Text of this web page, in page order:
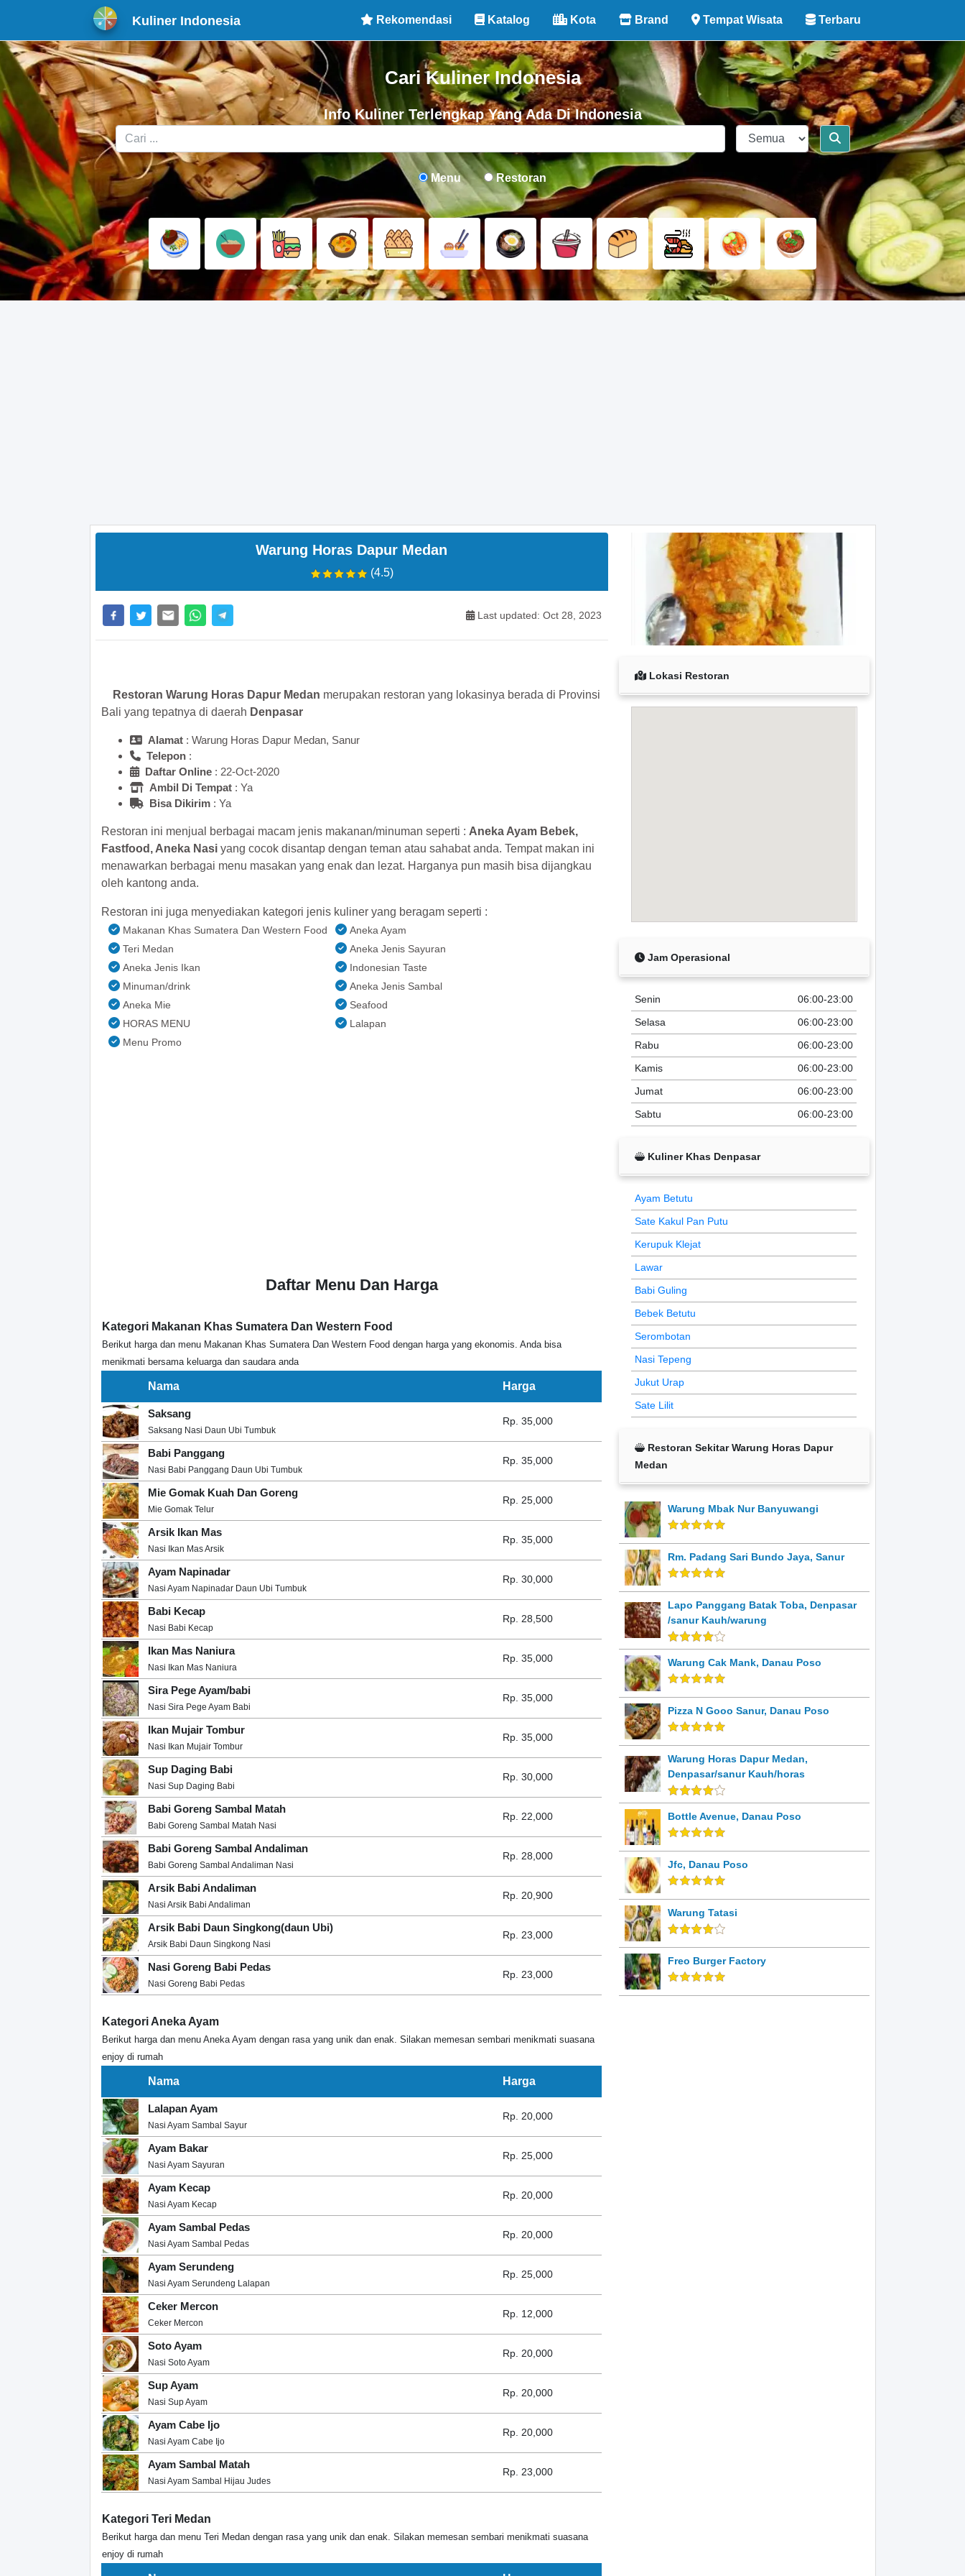
Kuliner Indonesia Rekomendasi Katalog Kota Brand Tempat Wisata Terbaru
Cari Kuliner Indonesia
Info Kuliner Terlengkap Yang Ada Di Indonesia
Menu Restoran
Warung Horas Dapur Medan
(4.5)
Last updated: Oct 28, 2023
Restoran Warung Horas Dapur Medan merupakan restoran yang lokasinya berada di Provinsi
Bali yang tepatnya di daerah Denpasar
Alamat : Warung Horas Dapur Medan, Sanur
Telepon :
Daftar Online : 22-Oct-2020
Ambil Di Tempat : Ya
Bisa Dikirim : Ya
Restoran ini menjual berbagai macam jenis makanan/minuman seperti : Aneka Ayam Bebek,
Fastfood, Aneka Nasi yang cocok disantap dengan teman atau sahabat anda. Tempat makan ini
menawarkan berbagai menu masakan yang enak dan lezat. Harganya pun masih bisa dijangkau
oleh kantong anda.
Restoran ini juga menyediakan kategori jenis kuliner yang beragam seperti :
Makanan Khas Sumatera Dan Western Food
Aneka Ayam
Teri Medan
Aneka Jenis Sayuran
Aneka Jenis Ikan
Indonesian Taste
Minuman/drink
Aneka Jenis Sambal
Aneka Mie
Seafood
HORAS MENU
Lalapan
Menu Promo
Daftar Menu Dan Harga
Kategori Makanan Khas Sumatera Dan Western Food
Berikut harga dan menu Makanan Khas Sumatera Dan Western Food dengan harga yang ekonomis. Anda bisa
menikmati bersama keluarga dan saudara anda
Nama Harga
Saksang
Saksang Nasi Daun Ubi Tumbuk
Rp. 35,000
Babi Panggang
Nasi Babi Panggang Daun Ubi Tumbuk
Rp. 35,000
Mie Gomak Kuah Dan Goreng
Mie Gomak Telur
Rp. 25,000
Arsik Ikan Mas
Nasi Ikan Mas Arsik
Rp. 35,000
Ayam Napinadar
Nasi Ayam Napinadar Daun Ubi Tumbuk
Rp. 30,000
Babi Kecap
Nasi Babi Kecap
Rp. 28,500
Ikan Mas Naniura
Nasi Ikan Mas Naniura
Rp. 35,000
Sira Pege Ayam/babi
Nasi Sira Pege Ayam Babi
Rp. 35,000
Ikan Mujair Tombur
Nasi Ikan Mujair Tombur
Rp. 35,000
Sup Daging Babi
Nasi Sup Daging Babi
Rp. 30,000
Babi Goreng Sambal Matah
Babi Goreng Sambal Matah Nasi
Rp. 22,000
Babi Goreng Sambal Andaliman
Babi Goreng Sambal Andaliman Nasi
Rp. 28,000
Arsik Babi Andaliman
Nasi Arsik Babi Andaliman
Rp. 20,900
Arsik Babi Daun Singkong(daun Ubi)
Arsik Babi Daun Singkong Nasi
Rp. 23,000
Nasi Goreng Babi Pedas
Nasi Goreng Babi Pedas
Rp. 23,000
Kategori Aneka Ayam
Berikut harga dan menu Aneka Ayam dengan rasa yang unik dan enak. Silakan memesan sembari menikmati suasana
enjoy di rumah
Nama Harga
Lalapan Ayam
Nasi Ayam Sambal Sayur
Rp. 20,000
Ayam Bakar
Nasi Ayam Sayuran
Rp. 25,000
Ayam Kecap
Nasi Ayam Kecap
Rp. 20,000
Ayam Sambal Pedas
Nasi Ayam Sambal Pedas
Rp. 20,000
Ayam Serundeng
Nasi Ayam Serundeng Lalapan
Rp. 25,000
Ceker Mercon
Ceker Mercon
Rp. 12,000
Soto Ayam
Nasi Soto Ayam
Rp. 20,000
Sup Ayam
Nasi Sup Ayam
Rp. 20,000
Ayam Cabe Ijo
Nasi Ayam Cabe Ijo
Rp. 20,000
Ayam Sambal Matah
Nasi Ayam Sambal Hijau Judes
Rp. 23,000
Kategori Teri Medan
Berikut harga dan menu Teri Medan dengan rasa yang unik dan enak. Silakan memesan sembari menikmati suasana
enjoy di rumah
Lokasi Restoran
Jam Operasional
Senin
06:00-23:00
Selasa
06:00-23:00
Rabu
06:00-23:00
Kamis
06:00-23:00
Jumat
06:00-23:00
Sabtu
06:00-23:00
Kuliner Khas Denpasar
Ayam Betutu
Sate Kakul Pan Putu
Kerupuk Klejat
Lawar
Babi Guling
Bebek Betutu
Serombotan
Nasi Tepeng
Jukut Urap
Sate Lilit
Restoran Sekitar Warung Horas Dapur
Medan
Warung Mbak Nur Banyuwangi
Rm. Padang Sari Bundo Jaya, Sanur
Lapo Panggang Batak Toba, Denpasar
/sanur Kauh/warung
Warung Cak Mank, Danau Poso
Pizza N Gooo Sanur, Danau Poso
Warung Horas Dapur Medan,
Denpasar/sanur Kauh/horas
Bottle Avenue, Danau Poso
Jfc, Danau Poso
Warung Tatasi
Freo Burger Factory